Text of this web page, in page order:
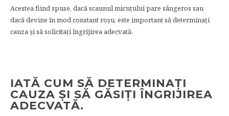
Acestea fiind spuse, dacă scaunul micuțului pare sângeros sau
dacă devine în mod constant roșu, este important să determinați
cauza și să solicitați îngrijirea adecvată.
IATĂ CUM SĂ DETERMINAȚI
CAUZA ȘI SĂ GĂSIȚI ÎNGRIJIREA
ADECVATĂ.